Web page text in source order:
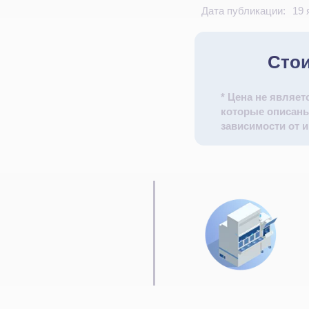
19
Дата публикации:
* Цена не
которые
зависимости от